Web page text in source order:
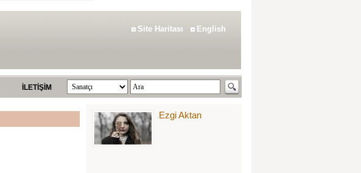
Site Haritası English
İLETİŞİM
Ezgi Aktan